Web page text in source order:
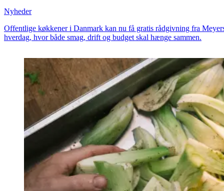
Nyheder
Offentlige køkkener i Danmark kan nu få gratis rådgivning fra
hverdag, hvor både smag, drift og budget skal hænge sammen.